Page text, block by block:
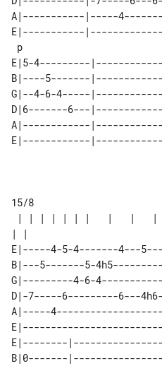
A|-----------|-----
E|-----------
E|5-4---------
B|----5-------
G|--4-6-4-----
D|6-------6---
A|------------
E|------------
15/8
E|-----4-5-4-------4---
B|---5-------5-
G|---------4-6-
D|-7-----6---------6---
A|-----
E|--------
B|0-------